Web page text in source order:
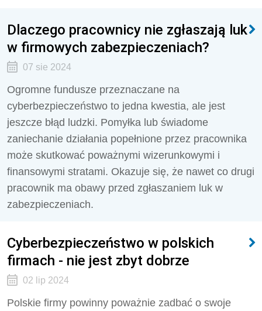
Dlaczego pracownicy nie zgłaszają luk
w firmowych zabezpieczeniach?
07 sie 2024
Ogromne fundusze przeznaczane na
cyberbezpieczeństwo to jedna kwestia, ale jest
jeszcze błąd ludzki. Pomyłka lub świadome
zaniechanie działania popełnione przez pracownika
może skutkować poważnymi wizerunkowymi i
finansowymi stratami. Okazuje się, że nawet co drugi
pracownik ma obawy przed zgłaszaniem luk w
zabezpieczeniach.
Cyberbezpieczeństwo w polskich
firmach - nie jest zbyt dobrze
02 lip 2024
Polskie firmy powinny poważnie zadbać o swoje